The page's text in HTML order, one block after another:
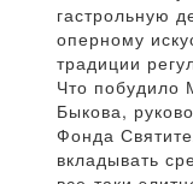
гастрольную
оперному
традиции
Что побудило
Быкова,
Фонда
вкладывать